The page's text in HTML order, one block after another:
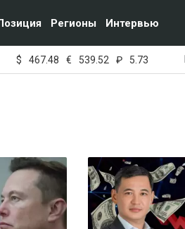
Регионы Интервью
$ 467.48 € 539.52 ₽ 5.73